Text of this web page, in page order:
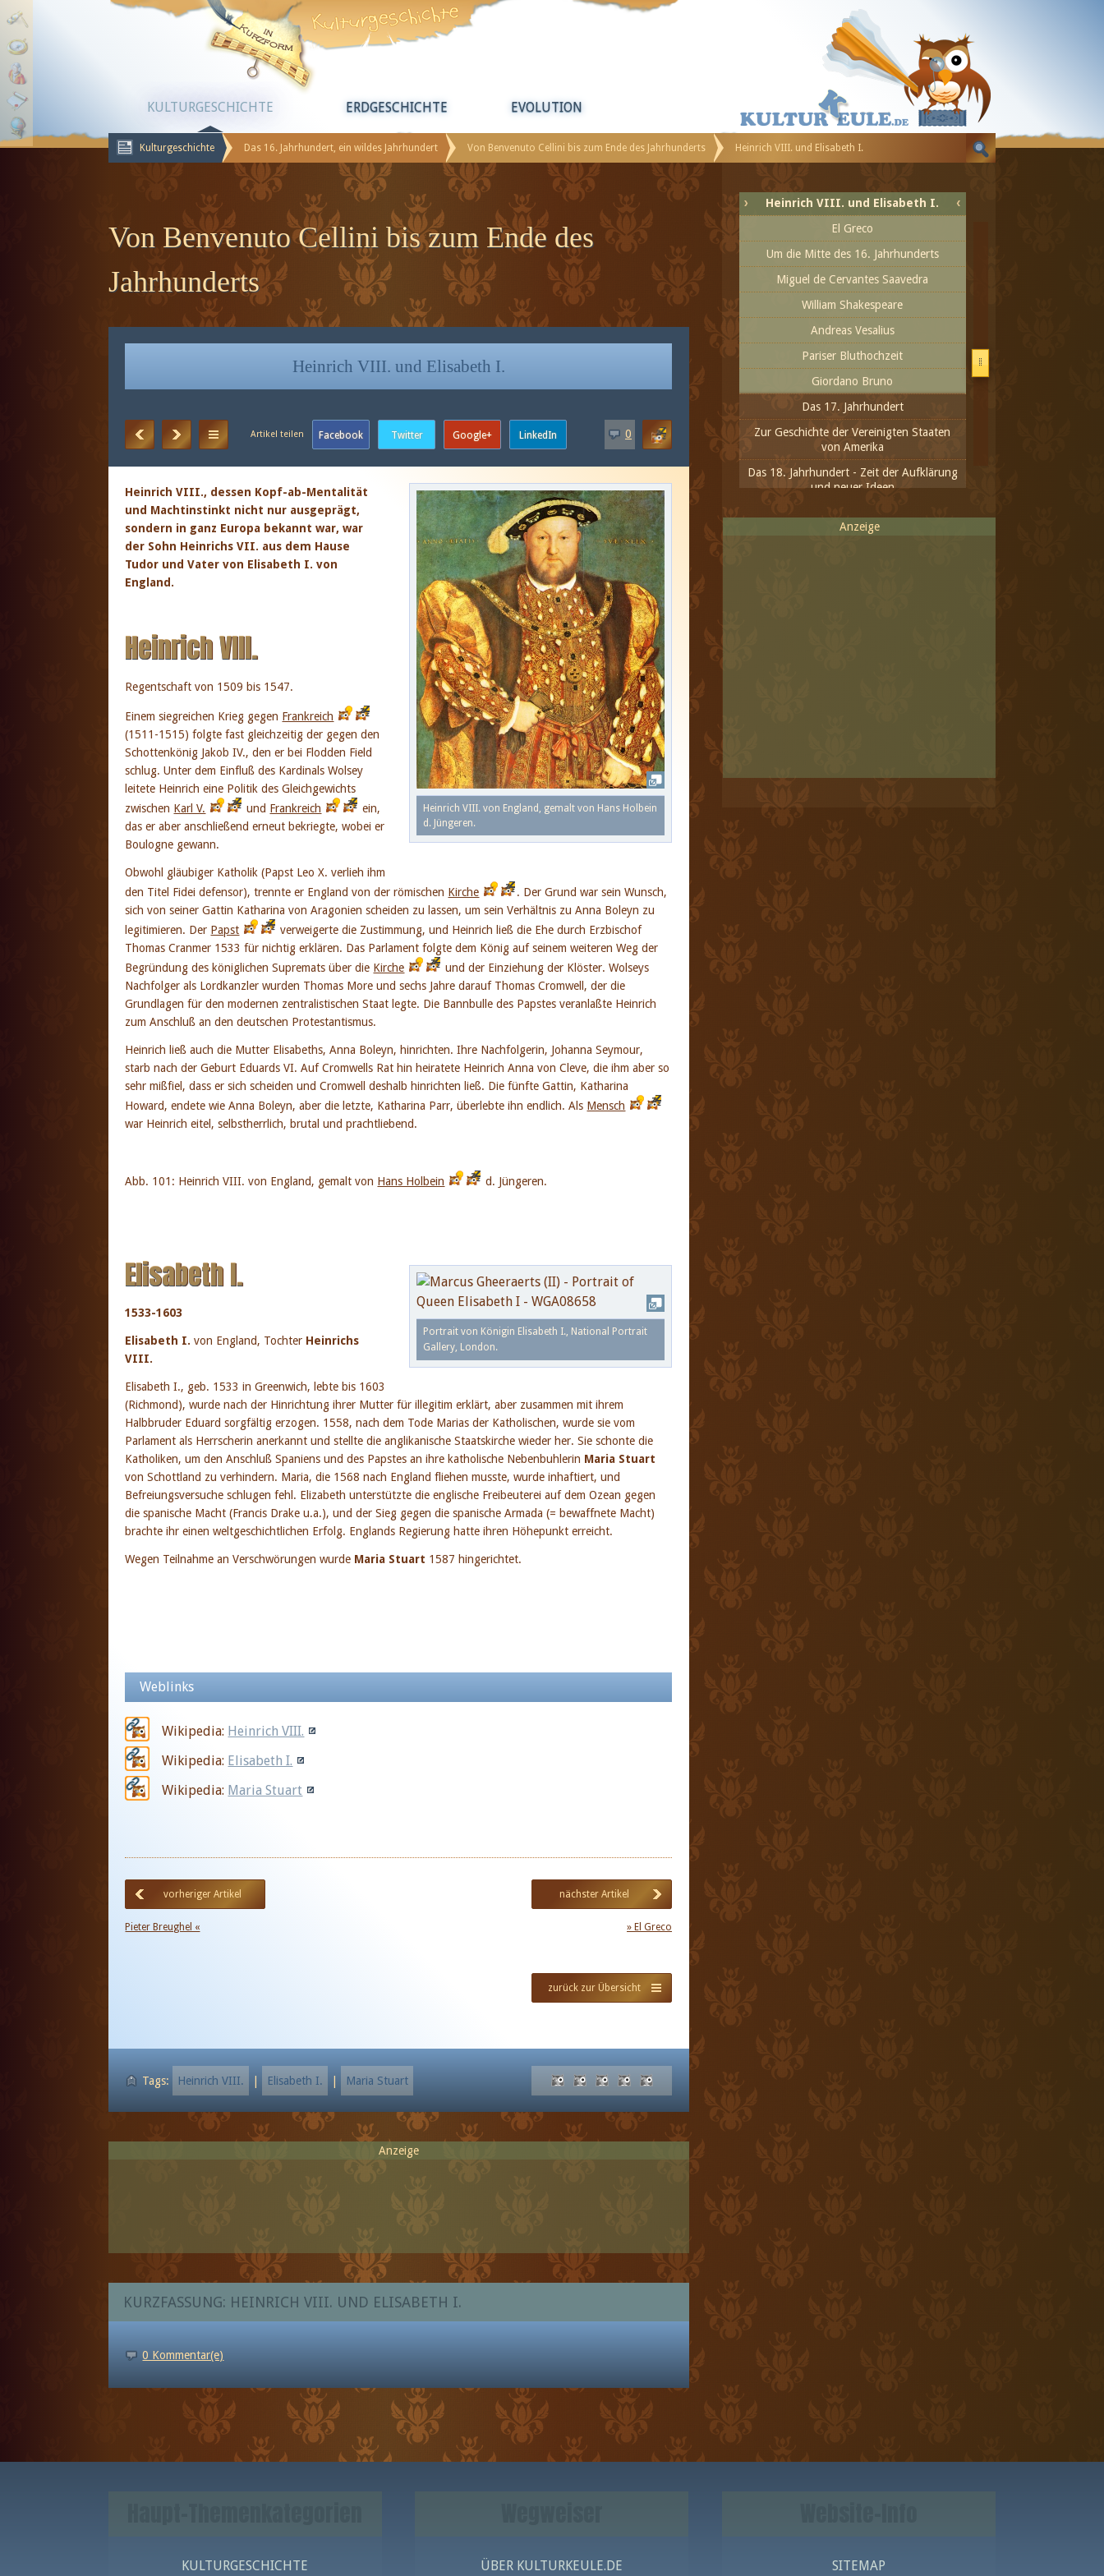
KULTURGESCHICHTE ERDGESCHICHTE EVOLUTION
Kulturgeschichte Das 16. Jahrhundert, ein wildes Jahrhundert Von Benvenuto Cellini bis zum Ende des Jahrhunderts Heinrich VIII. und Elisabeth I.
Von Benvenuto Cellini bis zum Ende des
Jahrhunderts
Heinrich VIII. und Elisabeth I.
0
Heinrich VIII. von England, gemalt von Hans Holbein
d. Jüngeren.
Heinrich VIII., dessen Kopf-ab-Mentalität
und Machtinstinkt nicht nur ausgeprägt,
sondern in ganz Europa bekannt war, war
der Sohn Heinrichs VII. aus dem Hause
Tudor und Vater von Elisabeth I. von
England.
Heinrich VIII.
Regentschaft von 1509 bis 1547.
Einem siegreichen Krieg gegen Frankreich
(1511-1515) folgte fast gleichzeitig der gegen den
Schottenkönig Jakob IV., den er bei Flodden Field
schlug. Unter dem Einfluß des Kardinals Wolsey
leitete Heinrich eine Politik des Gleichgewichts
zwischen Karl V. und Frankreich
ein,
das er aber anschließend erneut bekriegte, wobei er
Boulogne gewann.
Obwohl gläubiger Katholik (Papst Leo X. verlieh ihm
den Titel Fidei defensor), trennte er England von der römischen Kirche
. Der Grund war sein Wunsch,
sich von seiner Gattin Katharina von Aragonien scheiden zu lassen, um sein Verhältnis zu Anna Boleyn zu
legitimieren. Der Papst
verweigerte die Zustimmung, und Heinrich ließ die Ehe durch Erzbischof
Thomas Cranmer 1533 für nichtig erklären. Das Parlament folgte dem König auf seinem weiteren Weg der
Begründung des königlichen Supremats über die Kirche
und der Einziehung der Klöster. Wolseys
Nachfolger als Lordkanzler wurden Thomas More und sechs Jahre darauf Thomas Cromwell, der die
Grundlagen für den modernen zentralistischen Staat legte. Die Bannbulle des Papstes veranlaßte Heinrich
zum Anschluß an den deutschen Protestantismus.
Heinrich ließ auch die Mutter Elisabeths, Anna Boleyn, hinrichten. Ihre Nachfolgerin, Johanna Seymour,
starb nach der Geburt Eduards VI. Auf Cromwells Rat hin heiratete Heinrich Anna von Cleve, die ihm aber so
sehr mißfiel, dass er sich scheiden und Cromwell deshalb hinrichten ließ. Die fünfte Gattin, Katharina
Howard, endete wie Anna Boleyn, aber die letzte, Katharina Parr, überlebte ihn endlich. Als Mensch
war Heinrich eitel, selbstherrlich, brutal und prachtliebend.
Abb. 101: Heinrich VIII. von England, gemalt von Hans Holbein d. Jüngeren.
Portrait von Königin Elisabeth I., National Portrait
Gallery, London.
Elisabeth I.
1533-1603
Elisabeth I. von England, Tochter Heinrichs
VIII.
Elisabeth I., geb. 1533 in Greenwich, lebte bis 1603
(Richmond), wurde nach der Hinrichtung ihrer Mutter für illegitim erklärt, aber zusammen mit ihrem
Halbbruder Eduard sorgfältig erzogen. 1558, nach dem Tode Marias der Katholischen, wurde sie vom
Parlament als Herrscherin anerkannt und stellte die anglikanische Staatskirche wieder her. Sie schonte die
Katholiken, um den Anschluß Spaniens und des Papstes an ihre katholische Nebenbuhlerin Maria Stuart
von Schottland zu verhindern. Maria, die 1568 nach England fliehen musste, wurde inhaftiert, und
Befreiungsversuche schlugen fehl. Elizabeth unterstützte die englische Freibeuterei auf dem Ozean gegen
die spanische Macht (Francis Drake u.a.), und der Sieg gegen die spanische Armada (= bewaffnete Macht)
brachte ihr einen weltgeschichtlichen Erfolg. Englands Regierung hatte ihren Höhepunkt erreicht.
Wegen Teilnahme an Verschwörungen wurde Maria Stuart 1587 hingerichtet.
Weblinks
Wikipedia: Heinrich VIII.
Wikipedia: Elisabeth I.
Wikipedia: Maria Stuart
vorheriger Artikel
Pieter Breughel «
nächster Artikel
» El Greco
zurück zur Übersicht
Tags: Heinrich VIII. Elisabeth I. Maria Stuart
Anzeige
KURZFASSUNG: HEINRICH VIII. UND ELISABETH I.
0 Kommentar(e)
Von Benvenuto Cellini bis zum Ende des
Jahrhunderts
Cellini und Nostradamus - Die ersten
Johannes Calvin
Tintoretto
Katharina von Medici
Heinrich VIII. und Elisabeth I.
El Greco
Um die Mitte des 16. Jahrhunderts
Miguel de Cervantes Saavedra
William Shakespeare
Andreas Vesalius
Pariser Bluthochzeit
Giordano Bruno
Das 17. Jahrhundert
Zur Geschichte der Vereinigten Staaten
von Amerika
Das 18. Jahrhundert - Zeit der Aufklärung
und neuer Ideen
Das 20. Jahrhundert - das
Anzeige
KULTURGESCHICHTE ÜBER KULTURKEULE.DE SITEMAP